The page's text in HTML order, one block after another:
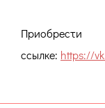
ссылке: https://